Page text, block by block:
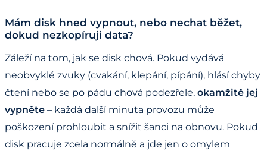
Mám disk hned vypnout, nebo nechat běžet,
dokud nezkopíruji data?
Záleží na tom, jak se disk chová. Pokud vydává
neobvyklé zvuky (cvakání, klepání, pípání), hlásí chyby
čtení nebo se po pádu chová podezřele, okamžitě jej
vypněte – každá další minuta provozu může
poškození prohloubit a snížit šanci na obnovu. Pokud
disk pracuje zcela normálně a jde jen o omylem